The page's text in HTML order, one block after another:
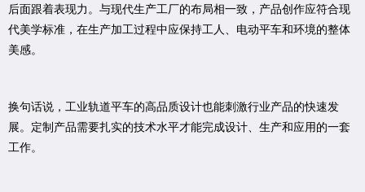
后面跟着表现力。与现代生产工厂的布局相一致，产品创作应符合现
代美学标准，在生产加工过程中应保持工人、电动平车和环境的整体
美感。
换句话说，工业轨道平车的高品质设计也能刺激行业产品的快速发
展。定制产品需要扎实的技术水平才能完成设计、生产和应用的一套
工作。